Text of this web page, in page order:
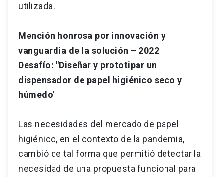
utilizada.
Mención honrosa por innovación y
vanguardia de la solución – 2022
Desafío: "Diseñar y prototipar un
dispensador de papel higiénico seco y
húmedo"
Las necesidades del mercado de papel
higiénico, en el contexto de la pandemia,
cambió de tal forma que permitió detectar la
necesidad de una propuesta funcional para